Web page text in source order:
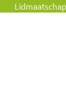
Lidmaatschap